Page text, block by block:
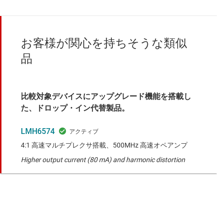
お客様が関心を持ちそうな類似
品
比較対象デバイスにアップグレード機能を搭載し
た、ドロップ・イン代替製品。
LMH6574
4:1 高速マルチプレクサ搭載、500MHz 高速オペアンプ
Higher output current (80 mA) and harmonic distortion